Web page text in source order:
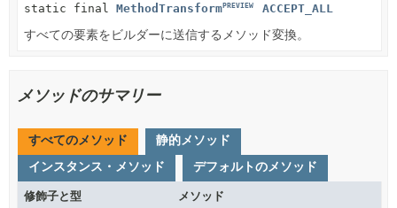
static final MethodTransformPREVIEW ACCEPT_ALL
すべての要素をビルダーに送信するメソッド変換。
メソッドのサマリー
すべてのメソッド
静的メソッド
インスタンス・メソッド
デフォルトのメソッド
修飾子と型
メソッド